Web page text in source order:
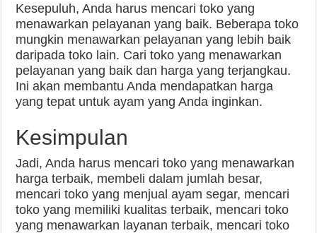
Kesepuluh, Anda harus mencari toko yang
menawarkan pelayanan yang baik. Beberapa toko
mungkin menawarkan pelayanan yang lebih baik
daripada toko lain. Cari toko yang menawarkan
pelayanan yang baik dan harga yang terjangkau.
Ini akan membantu Anda mendapatkan harga
yang tepat untuk ayam yang Anda inginkan.
Kesimpulan
Jadi, Anda harus mencari toko yang menawarkan
harga terbaik, membeli dalam jumlah besar,
mencari toko yang menjual ayam segar, mencari
toko yang memiliki kualitas terbaik, mencari toko
yang menawarkan layanan terbaik, mencari toko